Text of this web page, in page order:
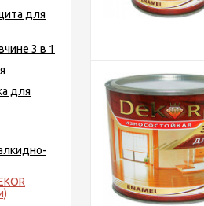
для
3 в 1
для